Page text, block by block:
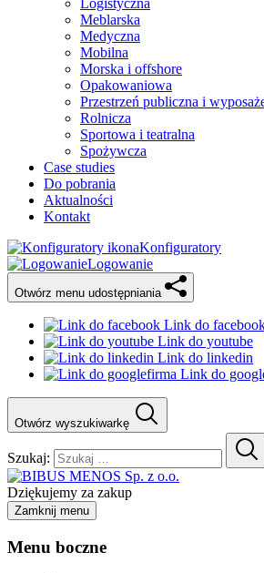
Logistyczna
Meblarska
Medyczna
Mobilna
Morska i offshore
Opakowaniowa
Przestrzeń publiczna i
Rolnicza
Sportowa i teatralna
Spożywcza
Case studies
Do pobrania
Aktualności
Kontakt
Konfiguratory
Logowanie
Otwórz menu udostępniania
Link do
Link do youtube
Link do linkedin
Link do
Otwórz wyszukiwarkę
Szukaj:
Dziękujemy za zakup
Zamknij menu
Menu boczne